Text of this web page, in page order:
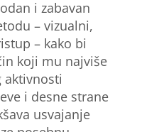
i zabavan
– vizualni,
– kako bi
koji mu najviše
aktivnosti
i desne strane
usvajanje